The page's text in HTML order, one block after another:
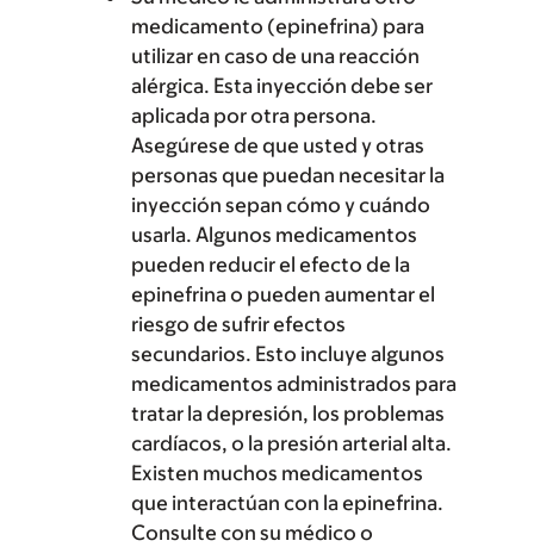
medicamento (epinefrina) para
utilizar en caso de una reacción
alérgica. Esta inyección debe ser
aplicada por otra persona.
Asegúrese de que usted y otras
personas que puedan necesitar la
inyección sepan cómo y cuándo
usarla. Algunos medicamentos
pueden reducir el efecto de la
epinefrina o pueden aumentar el
riesgo de sufrir efectos
secundarios. Esto incluye algunos
medicamentos administrados para
tratar la depresión, los problemas
cardíacos, o la presión arterial alta.
Existen muchos medicamentos
que interactúan con la epinefrina.
Consulte con su médico o